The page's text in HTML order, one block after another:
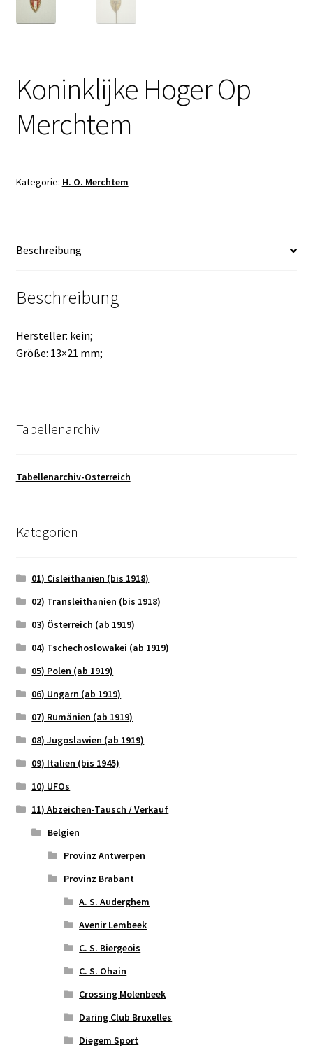
Koninklijke Hoger Op
Merchtem
Kategorie: H. O. Merchtem
Beschreibung
Beschreibung
Hersteller: kein;
Größe: 13×21 mm;
Tabellenarchiv
Tabellenarchiv-Österreich
Kategorien
01) Cisleithanien (bis 1918)
02) Transleithanien (bis 1918)
03) Österreich (ab 1919)
04) Tschechoslowakei (ab 1919)
05) Polen (ab 1919)
06) Ungarn (ab 1919)
07) Rumänien (ab 1919)
08) Jugoslawien (ab 1919)
09) Italien (bis 1945)
10) UFOs
11) Abzeichen-Tausch / Verkauf
Belgien
Provinz Antwerpen
Provinz Brabant
A. S. Auderghem
Avenir Lembeek
C. S. Biergeois
C. S. Ohain
Crossing Molenbeek
Daring Club Bruxelles
Diegem Sport